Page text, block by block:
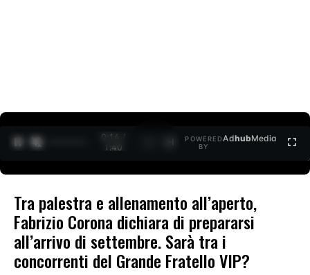
0:15 /
1:40
POWERED
BY
AdhubMedia
Tra palestra e allenamento all’aperto,
Fabrizio Corona dichiara di prepararsi
all’arrivo di settembre. Sarà tra i
concorrenti del Grande Fratello VIP?